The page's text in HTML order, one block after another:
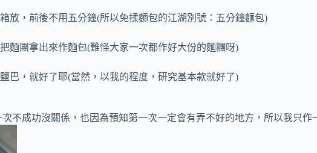
放，前後不用五分鐘(所以免揉麵包的江湖別號：五分鐘麵包)
麵團拿出來作麵包(難怪大家一次都作好大份的麵糰呀)
巴，就好了耶(當然，以我的程度，研究基本款就好了)
不成功沒關係，也因為預知第一次一定會有弄不好的地方，所以我只